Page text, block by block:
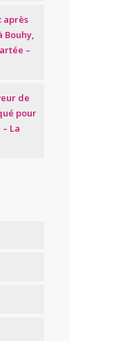
après
Bouhy,
–
de
pour
La